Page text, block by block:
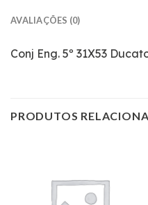
AVALIAÇÕES (0)
Conj Eng. 5º 31X53
PRODUTOS